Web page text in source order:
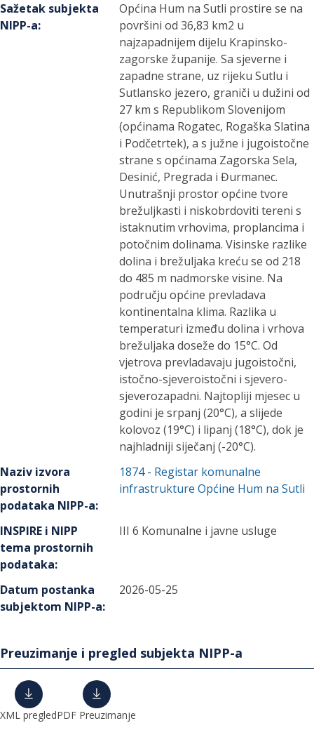
Sažetak subjekta
NIPP-a:
Općina Hum na Sutli prostire se na
površini od 36,83 km2 u
najzapadnijem dijelu Krapinsko-
zagorske županije. Sa sjeverne i
zapadne strane, uz rijeku Sutlu i
Sutlansko jezero, graniči u dužini od
27 km s Republikom Slovenijom
(općinama Rogatec, Rogaška Slatina
i Podčetrtek), a s južne i jugoistočne
strane s općinama Zagorska Sela,
Desinić, Pregrada i Đurmanec.
Unutrašnji prostor općine tvore
brežuljkasti i niskobrdoviti tereni s
istaknutim vrhovima, proplancima i
potočnim dolinama. Visinske razlike
dolina i brežuljaka kreću se od 218
do 485 m nadmorske visine. Na
području općine prevladava
kontinentalna klima. Razlika u
temperaturi između dolina i vrhova
brežuljaka doseže do 15°C. Od
vjetrova prevladavaju jugoistočni,
istočno-sjeveroistočni i sjevero-
sjeverozapadni. Najtopliji mjesec u
godini je srpanj (20°C), a slijede
kolovoz (19°C) i lipanj (18°C), dok je
najhladniji siječanj (-20°C).
Naziv izvora
prostornih
podataka NIPP-a:
1874- Registar komunalne
infrastrukture Općine Hum na Sutli
INSPIRE i NIPP
tema prostornih
podataka:
III 6 Komunalne i javne usluge
Datum postanka
subjektom NIPP-a:
2026-05-25
Preuzimanje i pregled subjekta NIPP-a
XML pregledPDF Preuzimanje